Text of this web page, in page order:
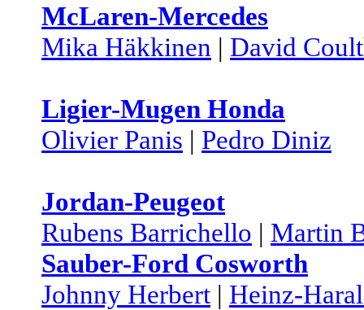
McLaren-Mercedes
Mika Häkkinen | David
Ligier-Mugen Honda
Olivier Panis | Pedro Diniz
Jordan-Peugeot
Rubens Barrichello | Martin
Sauber-Ford Cosworth
Johnny Herbert | Heinz-